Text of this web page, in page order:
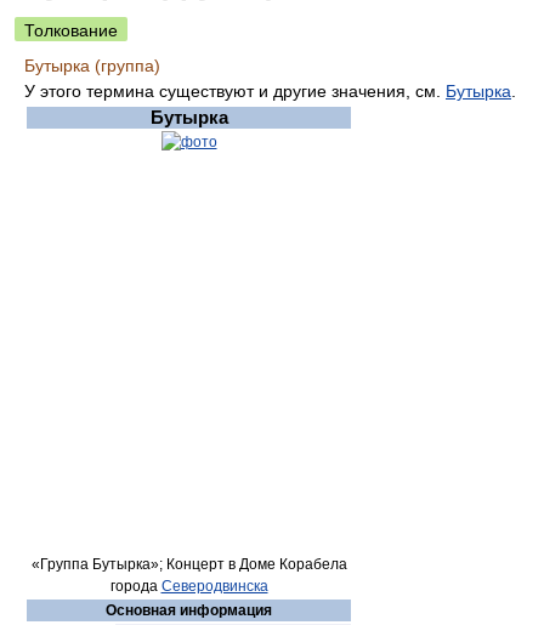
Толкование
Бутырка (группа)
У этого термина существуют и другие значения, см. Бутырка
Бутырка
«Группа Бутырка»; Концерт в Доме Корабела
города Северодвинска
Основная информация